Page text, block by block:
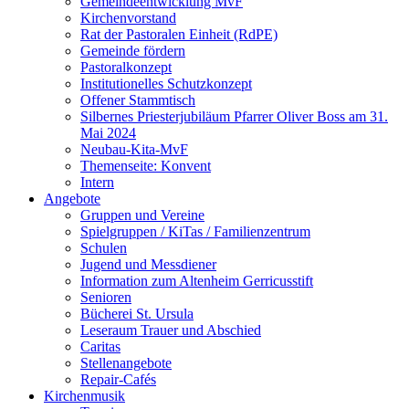
Kirchenvorstand
Rat der Pastoralen Einheit (RdPE)
Gemeinde fördern
Pastoralkonzept
Institutionelles Schutzkonzept
Offener Stammtisch
Silbernes Priesterjubiläum Pfarrer Oliver Boss am 31.
Mai 2024
Neubau-Kita-MvF
Themenseite: Konvent
Intern
Angebote
Gruppen und Vereine
Spielgruppen / KiTas / Familienzentrum
Schulen
Jugend und Messdiener
Information zum Altenheim Gerricusstift
Senioren
Bücherei St. Ursula
Leseraum Trauer und Abschied
Caritas
Stellenangebote
Repair-Cafés
Kirchenmusik